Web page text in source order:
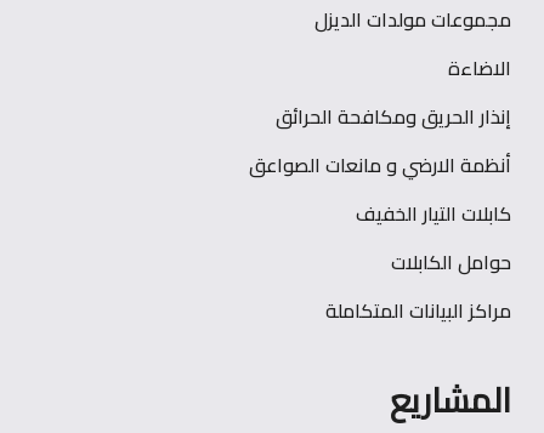
مجموعات مولدات الديزل
الاضاءة
إنذار الحريق ومكافحة الحرائق
أنظمة الارضي و مانعات الصواعق
كابلات التيار الخفيف
حوامل الكابلات
مراكز البيانات المتكاملة
المشاريع